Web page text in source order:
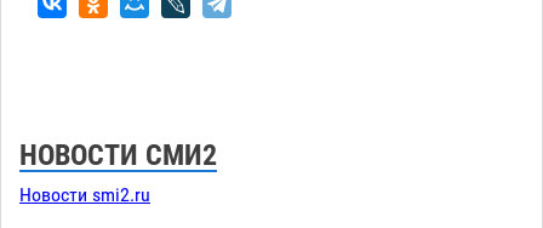
НОВОСТИ СМИ2
Новости smi2.ru